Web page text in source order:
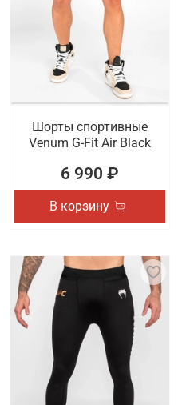
Шорты спортивные
Venum G-Fit Air Black
6 990 ₽
В корзину